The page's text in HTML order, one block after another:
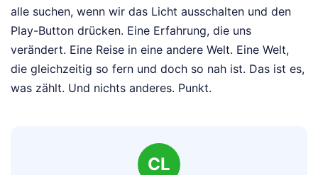
alle suchen, wenn wir das Licht ausschalten und den
Play-Button drücken. Eine Erfahrung, die uns
verändert. Eine Reise in eine andere Welt. Eine Welt,
die gleichzeitig so fern und doch so nah ist. Das ist es,
was zählt. Und nichts anderes. Punkt.
CL